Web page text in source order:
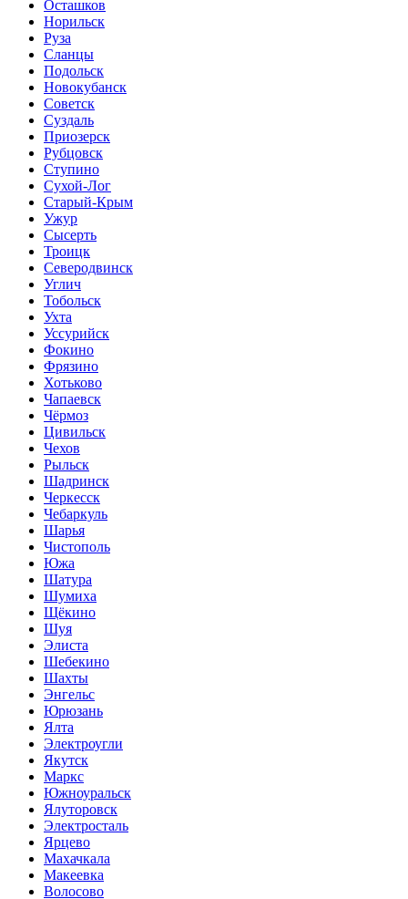
Осташков
Норильск
Руза
Сланцы
Подольск
Новокубанск
Советск
Суздаль
Приозерск
Рубцовск
Ступино
Сухой-Лог
Старый-Крым
Ужур
Сысерть
Троицк
Северодвинск
Углич
Тобольск
Ухта
Уссурийск
Фокино
Фрязино
Хотьково
Чапаевск
Чёрмоз
Цивильск
Чехов
Рыльск
Шадринск
Черкесск
Чебаркуль
Шарья
Чистополь
Южа
Шатура
Шумиха
Щёкино
Шуя
Элиста
Шебекино
Шахты
Энгельс
Юрюзань
Ялта
Электроугли
Якутск
Маркс
Южноуральск
Ялуторовск
Электросталь
Ярцево
Махачкала
Макеевка
Волосово